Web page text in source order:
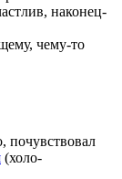
наконец-
чему-то
почувствовал
(холо-